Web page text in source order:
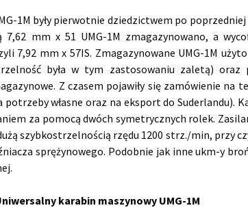
1M były pierwotnie dziedzictwem po
mm x 51 UMG-1M zmagazynowano, a
7,92 mm x 57IS. Zmagazynowane UMG-1M
była w tym zastosowaniu zaletą)
Z czasem pojawiły się zamówienie na
własne oraz na eksport do Suderlandu).
za pomocą dwóch symetrycznych rolek.
szybkostrzelnością rzędu 1200 strz./min, przy
sprężynowego. Podobnie jak inne ukm-y
karabin maszynowy UMG-1M